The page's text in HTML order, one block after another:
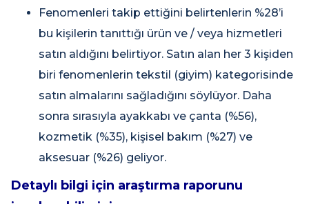
Fenomenleri takip ettiğini belirtenlerin %28’i
bu kişilerin tanıttığı ürün ve / veya hizmetleri
satın aldığını belirtiyor. Satın alan her 3 kişiden
biri fenomenlerin tekstil (giyim) kategorisinde
satın almalarını sağladığını söylüyor. Daha
sonra sırasıyla ayakkabı ve çanta (%56),
kozmetik (%35), kişisel bakım (%27) ve
aksesuar (%26) geliyor.
Detaylı bilgi için araştırma raporunu